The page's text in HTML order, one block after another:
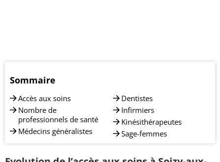
Sommaire
Accès aux soins
Nombre de
professionnels de santé
Médecins généralistes
Dentistes
Infirmiers
Kinésithérapeutes
Sage-femmes